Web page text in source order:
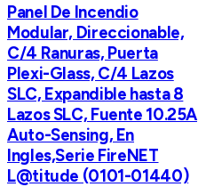
Panel De Incendio
Modular, Direccionable,
C/4 Ranuras, Puerta
Plexi-Glass, C/4 Lazos
SLC, Expandible hasta 8
Lazos SLC, Fuente 10.25A
Auto-Sensing, En
Ingles,Serie FireNET
L@titude (0101-01440)